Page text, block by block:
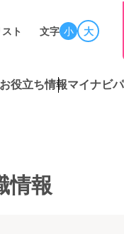
ト 文字 小 大
役立ち情報マイナビ
情報